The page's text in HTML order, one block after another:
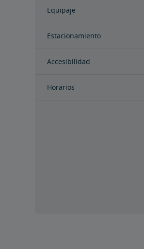
Equipaje
Estacionamiento
Accesibilidad
Horarios